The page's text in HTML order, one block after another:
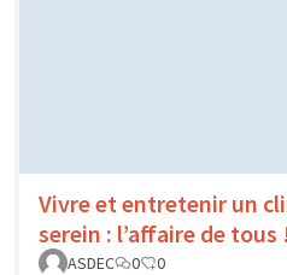
Vivre et entretenir un
serein : l’affaire de tous
ASDEC
0 0